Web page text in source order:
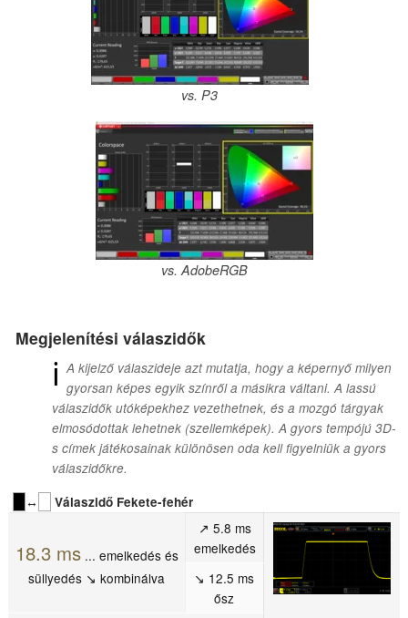
vs. P3
vs. AdobeRGB
Megjelenítési válaszidők
ℹ A kijelző válaszideje azt mutatja, hogy a képernyő milyen
gyorsan képes egyik színről a másikra váltani. A lassú
válaszidők utóképekhez vezethetnek, és a mozgó tárgyak
elmosódottak lehetnek (szellemképek). A gyors tempójú 3D-
s címek játékosainak különösen oda kell figyelniük a gyors
válaszidőkre.
↔
Válaszidő Fekete-fehér
18.3 ms... emelkedés és
süllyedés ↘ kombinálva
↗ 5.8 ms
emelkedés
↘ 12.5 ms
ősz